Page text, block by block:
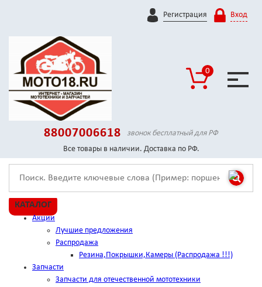
Регистрация Вход
0
88007006618
звонок бесплатный для РФ
Все товары в наличии. Доставка по РФ.
КАТАЛОГ
Акции
Лучшие предложения
Распродажа
Резина,Покрышки,Камеры (Распродажа !!!)
Запчасти
Запчасти для отечественной мототехники